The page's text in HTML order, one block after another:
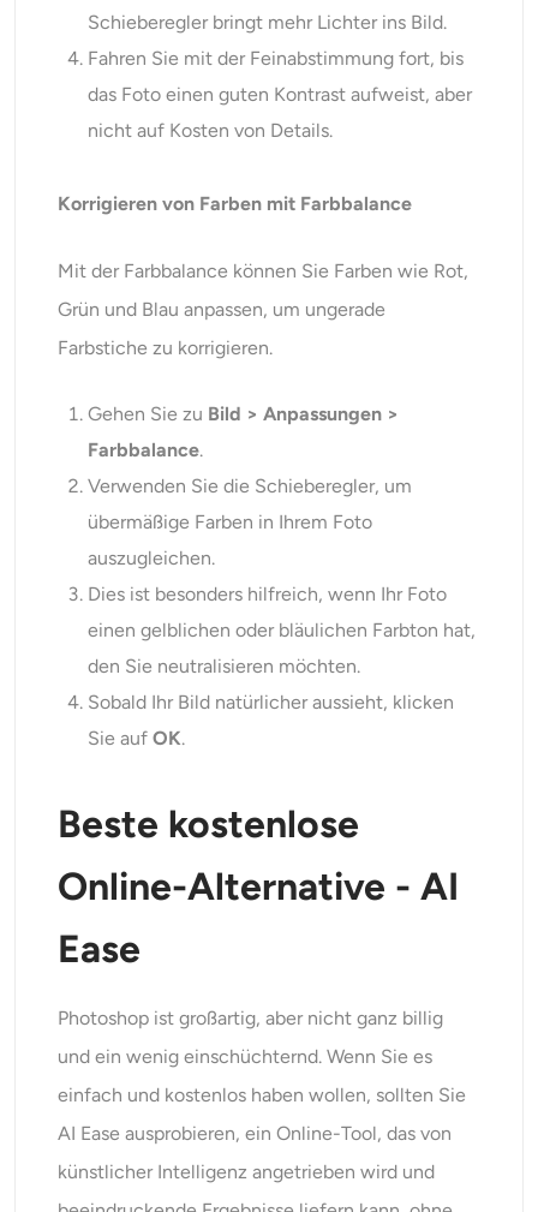
Schieberegler bringt mehr Lichter ins Bild.
Fahren Sie mit der Feinabstimmung fort, bis
das Foto einen guten Kontrast aufweist, aber
nicht auf Kosten von Details.
Korrigieren von Farben mit Farbbalance
Mit der Farbbalance können Sie Farben wie Rot,
Grün und Blau anpassen, um ungerade
Farbstiche zu korrigieren.
Gehen Sie zu Bild > Anpassungen >
Farbbalance.
Verwenden Sie die Schieberegler, um
übermäßige Farben in Ihrem Foto
auszugleichen.
Dies ist besonders hilfreich, wenn Ihr Foto
einen gelblichen oder bläulichen Farbton hat,
den Sie neutralisieren möchten.
Sobald Ihr Bild natürlicher aussieht, klicken
Sie aufOK.
Beste kostenlose
Online-Alternative - AI
Ease
Photoshop ist großartig, aber nicht ganz billig
und ein wenig einschüchternd. Wenn Sie es
einfach und kostenlos haben wollen, sollten Sie
AI Ease ausprobieren, ein Online-Tool, das von
künstlicher Intelligenz angetrieben wird und